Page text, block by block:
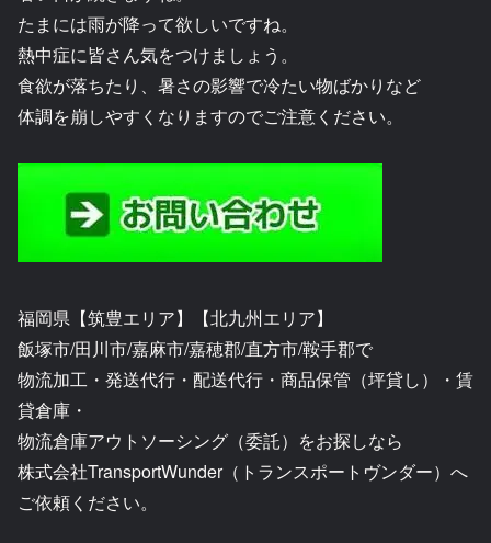
たまには雨が降って欲しいですね。
熱中症に皆さん気をつけましょう。
食欲が落ちたり、暑さの影響で冷たい物ばかりなど
体調を崩しやすくなりますのでご注意ください。
福岡県【筑豊エリア】【北九州エリア】
飯塚市/田川市/嘉麻市/嘉穂郡/直方市/鞍手郡で
物流加工・発送代行・配送代行・商品保管（坪貸し）・賃
貸倉庫・
物流倉庫アウトソーシング（委託）をお探しなら
株式会社TransportWunder（トランスポートヴンダー）へ
ご依頼ください。